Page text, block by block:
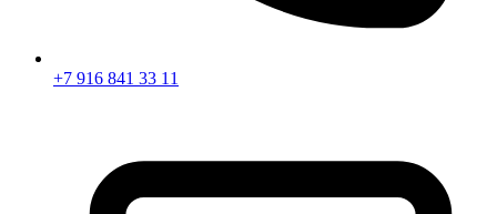
+7 916 841 33 11